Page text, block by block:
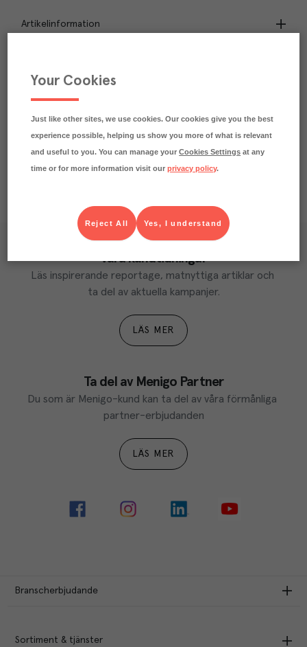
Artikelinformation
Märkningar
Näringsdeklaration
Våra kundtidningar
Läs inspirerande reportage, matnyttiga artiklar och
ta del av aktuella kampanjer.
LÄS MER
Ta del av Menigo Partner
Du som är Menigo-kund kan ta del av våra förmånliga
partner-erbjudanden
LÄS MER
Branscherbjudande
Sortiment & tjänster
Your Cookies
Just like other sites, we use cookies. Our cookies give you the best
experience possible, helping us show you more of what is relevant
and useful to you. You can manage yourCookies Settings at any
time or for more information visit ourprivacy policy.
Yes, I understand
Reject All